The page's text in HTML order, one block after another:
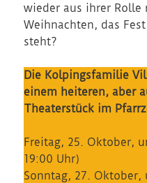
wieder aus ihrer Rolle
Weihnachten, das
steht?
Die Kolpingsfamilie
einem heiteren, aber
Theaterstück im
Freitag, 25. Oktober,
19:00 Uhr)
Sonntag, 27. Oktober,